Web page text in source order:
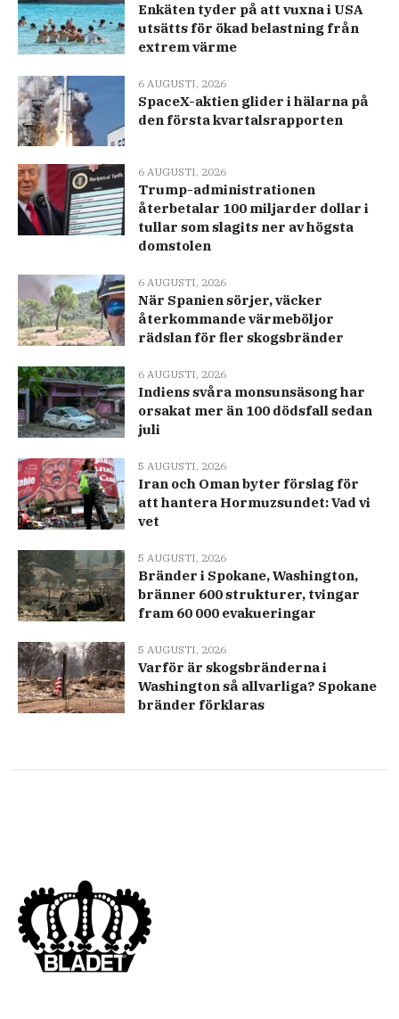
Enkäten tyder på att vuxna i USA
utsätts för ökad belastning från
extrem värme
6 AUGUSTI, 2026
SpaceX-aktien glider i hälarna på
den första kvartalsrapporten
6 AUGUSTI, 2026
Trump-administrationen
återbetalar 100 miljarder dollar i
tullar som slagits ner av högsta
domstolen
6 AUGUSTI, 2026
När Spanien sörjer, väcker
återkommande värmeböljor
rädslan för fler skogsbränder
6 AUGUSTI, 2026
Indiens svåra monsunsäsong har
orsakat mer än 100 dödsfall sedan
juli
5 AUGUSTI, 2026
Iran och Oman byter förslag för
att hantera Hormuzsundet: Vad vi
vet
5 AUGUSTI, 2026
Bränder i Spokane, Washington,
bränner 600 strukturer, tvingar
fram 60 000 evakueringar
5 AUGUSTI, 2026
Varför är skogsbränderna i
Washington så allvarliga? Spokane
bränder förklaras